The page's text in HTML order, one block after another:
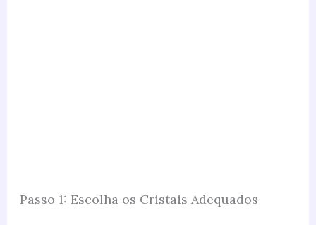
Passo 1: Escolha os Cristais Adequados